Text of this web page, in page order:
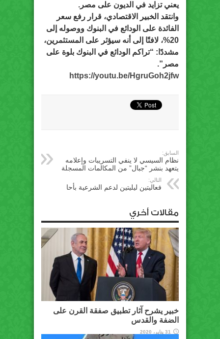
يعني تزايد في الديون على مصر.
وانتقد الخبير الاقتصادي، قرار رفع سعر
الفائدة على الودائع في البنوك ووصوله إلى
20%، لافتًا إلى أنه سيؤثر على المستثمرين،
مشددًا: “تراكم الودائع في البنوك بلوة على
مصر”.
https://youtu.be/HgruGoh2jfw
السابق:
نظام السيسي لا ينفي التسريبات وإعلامه
يتعهد بنشر “جبال” من المكالمات المسجلة
التالي:
فعاليتين ليليتين لدعم الشرعية بأحا
مقالات أخري
خبير يشرح آثار تطبيق صفقة القرن على
الضفة والقدس
31 يناير، 2020